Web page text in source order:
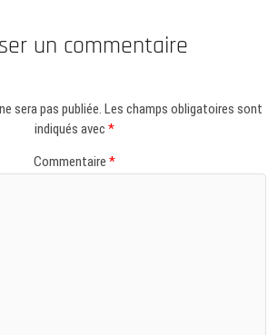
un commentaire
sera pas publiée. Les champs obligatoires sont
indiqués avec *
Commentaire *